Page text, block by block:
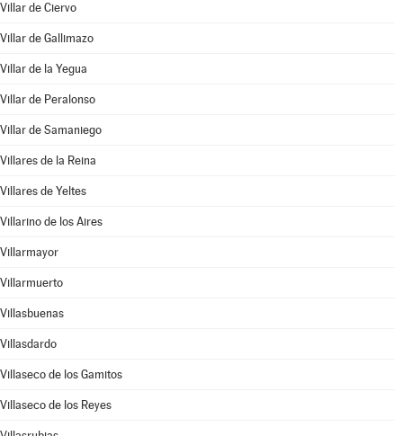
Villar de Ciervo
Villar de Gallimazo
Villar de la Yegua
Villar de Peralonso
Villar de Samaniego
Villares de la Reina
Villares de Yeltes
Villarino de los Aires
Villarmayor
Villarmuerto
Villasbuenas
Villasdardo
Villaseco de los Gamitos
Villaseco de los Reyes